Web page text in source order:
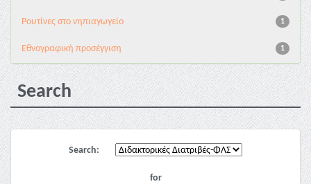
1
Pουτίνες στο νηπιαγωγείο
1
Εθνογραφική προσέγγιση
Search
Search:
for